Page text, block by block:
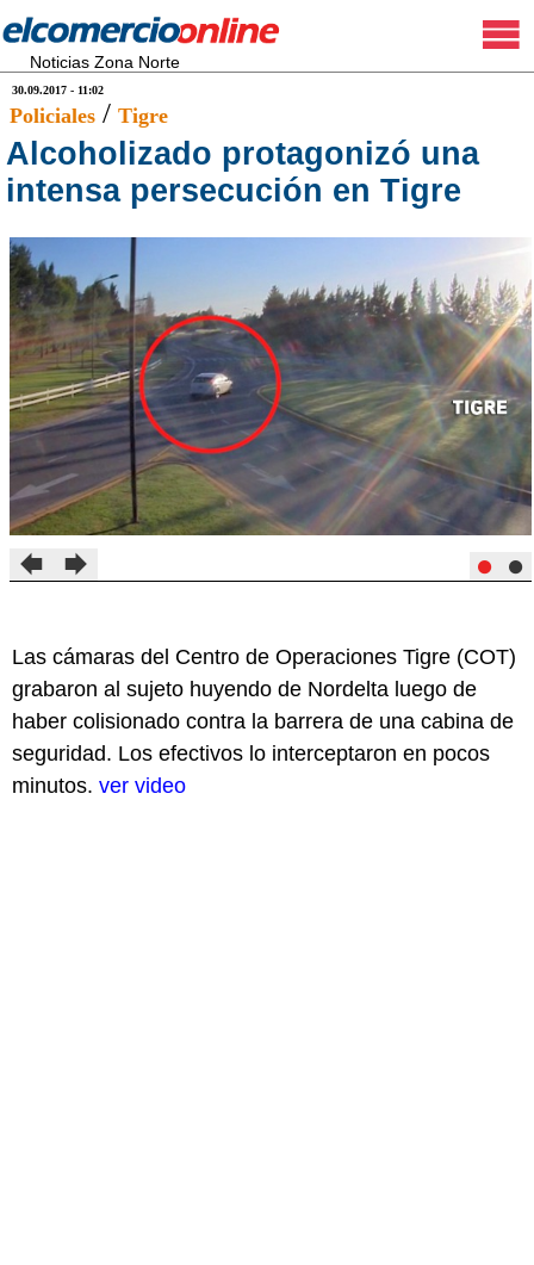
Noticias Zona Norte
30.09.2017 - 11:02
Policiales / Tigre
Alcoholizado protagonizó una
intensa persecución en Tigre
Las cámaras del Centro de Operaciones Tigre (COT)
grabaron al sujeto huyendo de Nordelta luego de
haber colisionado contra la barrera de una cabina de
seguridad. Los efectivos lo interceptaron en pocos
minutos. ver video